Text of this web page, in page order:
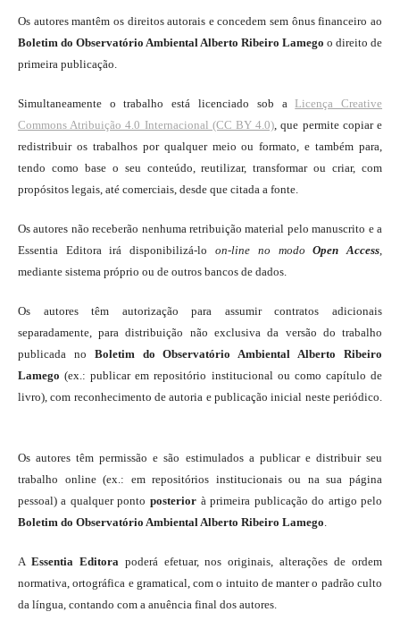
Os autores mantêm os direitos autorais e concedem sem ônus financeiro ao
Boletim do Observatório Ambiental Alberto Ribeiro Lamegoo direito de
primeira publicação.
Simultaneamente o trabalho está licenciado sob a Licença Creative
Commons Atribuição 4.0 Internacional (CC BY 4.0), que permite copiar e
redistribuir os trabalhos por qualquer meio ou formato, e também para,
tendo como base o seu conteúdo, reutilizar, transformar ou criar, com
propósitos legais, até comerciais, desde que citada a fonte.
Os autores não receberão nenhuma retribuição material pelo manuscrito e a
Essentia Editora irá disponibilizá-lo on-line no modo Open Access,
mediante sistema próprio ou de outros bancos de dados.
Os autores têm autorização para assumir contratos adicionais
separadamente, para distribuição não exclusiva da versão do trabalho
publicada no Boletim do Observatório Ambiental Alberto Ribeiro
Lamego (ex.: publicar em repositório institucional ou como capítulo de
livro), com reconhecimento de autoria e publicação inicial neste periódico.
Os autores têm permissão e são estimulados a publicar e distribuir seu
trabalho online (ex.: em repositórios institucionais ou na sua página
pessoal) a qualquer ponto posterior à primeira publicação do artigo pelo
Boletim do Observatório Ambiental Alberto Ribeiro Lamego.
A Essentia Editorapoderá efetuar, nos originais, alterações de ordem
normativa, ortográfica e gramatical, com o intuito de manter o padrão culto
da língua, contando com a anuência final dos autores.